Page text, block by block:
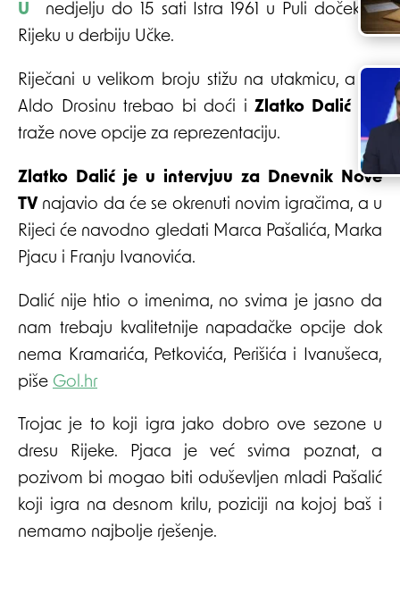
U nedjelju do 15 sati Istra 1961 u Puli dočekuje
Rijeku u derbiju Učke.
Riječani u velikom broju stižu na utakmicu, a na
Aldo Drosinu trebao bi doći i Zlatko Dalić
traže nove opcije za reprezentaciju.
Zlatko Dalić je u intervjuu za Dnevnik Nove
TV najavio da će se okrenuti novim igračima, a u
Rijeci će navodno gledati Marca Pašalića, Marka
Pjacu i Franju Ivanovića.
Dalić nije htio o imenima, no svima je jasno da
nam trebaju kvalitetnije napadačke opcije dok
nema Kramarića, Petkovića, Perišića i Ivanušeca,
piše Gol.hr
Trojac je to koji igra jako dobro ove sezone u
dresu Rijeke. Pjaca je već svima poznat, a
pozivom bi mogao biti oduševljen mladi Pašalić
koji igra na desnom krilu, poziciji na kojoj baš i
nemamo najbolje rješenje.